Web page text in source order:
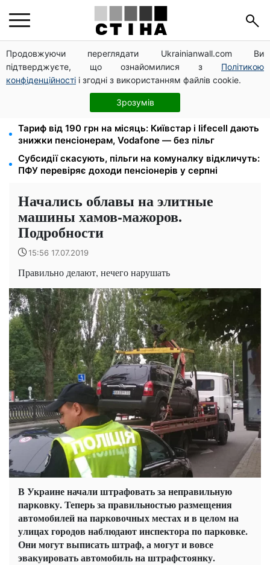
Продовжуючи переглядати Ukrainianwall.com Ви
підтверджуєте, що ознайомилися з Політикою
конфіденційності і згодні з використанням файлів cookie.
Зрозумів
Директорка ДОЗ Києва Тетяна Мостепан:
Демографічна криза потребує нових рішень уже
сьогодні
Пенсійна реформа у вересні: добровільні
накопичення й перегляд спецпенсій суддів
Тариф від 190 грн на місяць: Київстар і lifecell дають
знижки пенсіонерам, Vodafone — без пільг
Субсидії скасують, пільги на комуналку відкличуть:
ПФУ перевіряє доходи пенсіонерів у серпні
Начались облавы на элитные
машины хамов-мажоров.
Подробности
15:56 17.07.2019
Правильно делают, нечего нарушать
В Украине начали штрафовать за неправильную
парковку. Теперь за правильностью размещения
автомобилей на парковочных местах и в целом на
улицах городов наблюдают инспектора по парковке.
Они могут выписать штраф, а могут и вовсе
эвакуировать автомобиль на штрафстоянку.